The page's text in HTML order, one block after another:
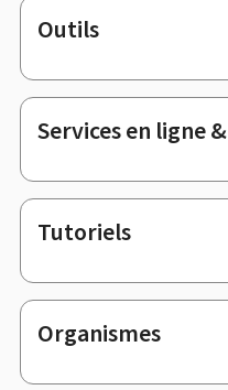
Pied
de
page
Outils
Services en ligne
Tutoriels
Organismes